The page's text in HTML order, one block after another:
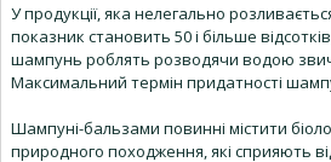
У продукції, яка нелегально
показник становить 50 і більше
шампунь роблять розводячи водою
Максимальний термін придатності
Шампуні-бальзами повинні містити
природного походження, які сприяють